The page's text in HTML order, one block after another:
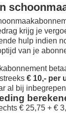
krijg je
hulp indien
van je
€ 10,- per
al bij
€ 25,75 + €